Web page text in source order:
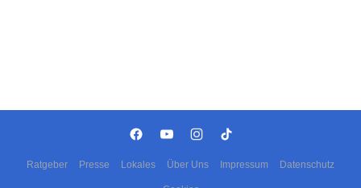
Ratgeber Presse Lokales Über Uns Impressum Datenschutz